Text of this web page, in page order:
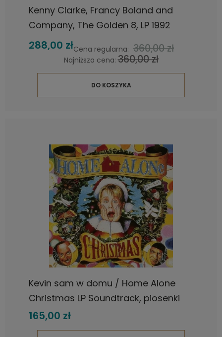
Kenny Clarke, Francy Boland and
Company, The Golden 8, LP 1992
Japan, Blue Note, płyta winylowa
288,00 złCena regularna: 360,00 zł
Najniższa cena:360,00 zł
DO KOSZYKA
Kevin sam w domu / Home Alone
Christmas LP Soundtrack, piosenki
świąteczne, nowa płyta winylowa
165,00 zł